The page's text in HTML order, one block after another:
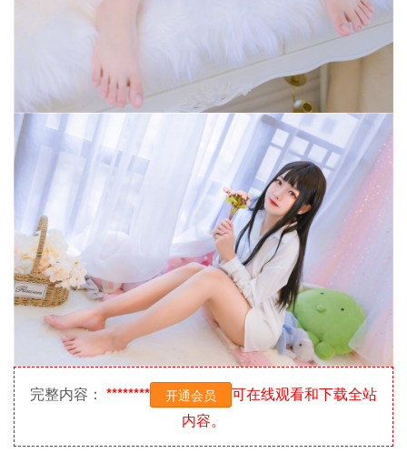
完整内容： ******** 开通会员
可在线观看和下载全站
内容。